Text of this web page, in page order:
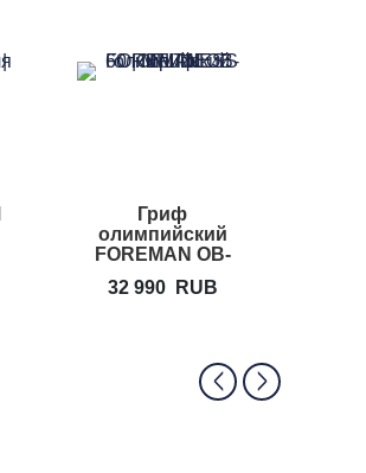
Гриф
олимпийский
FOREMAN OB-
32 990 RUB